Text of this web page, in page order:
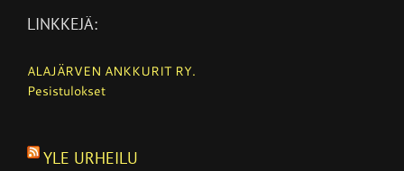
LINKKEJÄ:
ALAJÄRVEN ANKKURIT RY.
Pesistulokset
YLE URHEILU